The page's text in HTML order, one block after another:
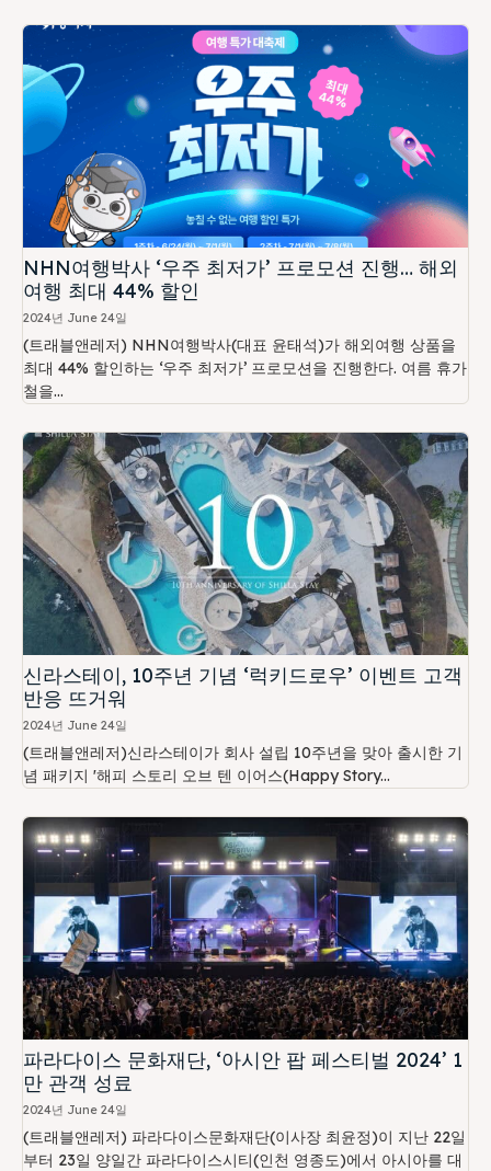
NHN여행박사 ‘우주 최저가’ 프로모션 진행… 해외
여행 최대 44% 할인
2024년 June 24일
(트래블앤레저) NHN여행박사(대표 윤태석)가 해외여행 상품을
최대 44% 할인하는 ‘우주 최저가’ 프로모션을 진행한다. 여름 휴가
철을...
신라스테이, 10주년 기념 ‘럭키드로우’ 이벤트 고객
반응 뜨거워
2024년 June 24일
(트래블앤레저)신라스테이가 회사 설립 10주년을 맞아 출시한 기
념 패키지 '해피 스토리 오브 텐 이어스(Happy Story...
파라다이스 문화재단, ‘아시안 팝 페스티벌 2024’ 1
만 관객 성료
2024년 June 24일
(트래블앤레저) 파라다이스문화재단(이사장 최윤정)이 지난 22일
부터 23일 양일간 파라다이스시티(인천 영종도)에서 아시아를 대